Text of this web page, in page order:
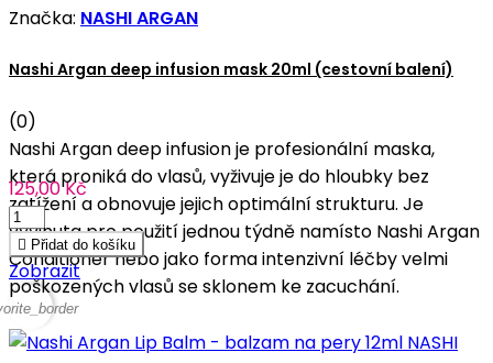
Značka: NASHI ARGAN
Nashi Argan deep infusion mask 20ml (cestovní balení)
(0)
Nashi Argan deep infusion je profesionální maska,
která proniká do vlasů, vyživuje je do hloubky bez
zatížení a obnovuje jejich optimální strukturu. Je
vyvinuta pro použití jednou týdně namísto Nashi Argan
Conditioner nebo jako forma intenzivní léčby velmi
poškozených vlasů se sklonem ke zacuchání.
125,00 Kč
 Přidat do košíku
Zobrazit